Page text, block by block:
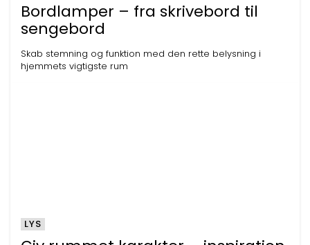
Bordlamper – fra skrivebord til
sengebord
Skab stemning og funktion med den rette belysning i
hjemmets vigtigste rum
LYS